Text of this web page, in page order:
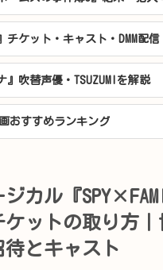
チケット・キャスト・DMM配信
』吹替声優・TSUZUMIを解説
おすすめランキング
カル『
ケットの取り方
待とキャスト